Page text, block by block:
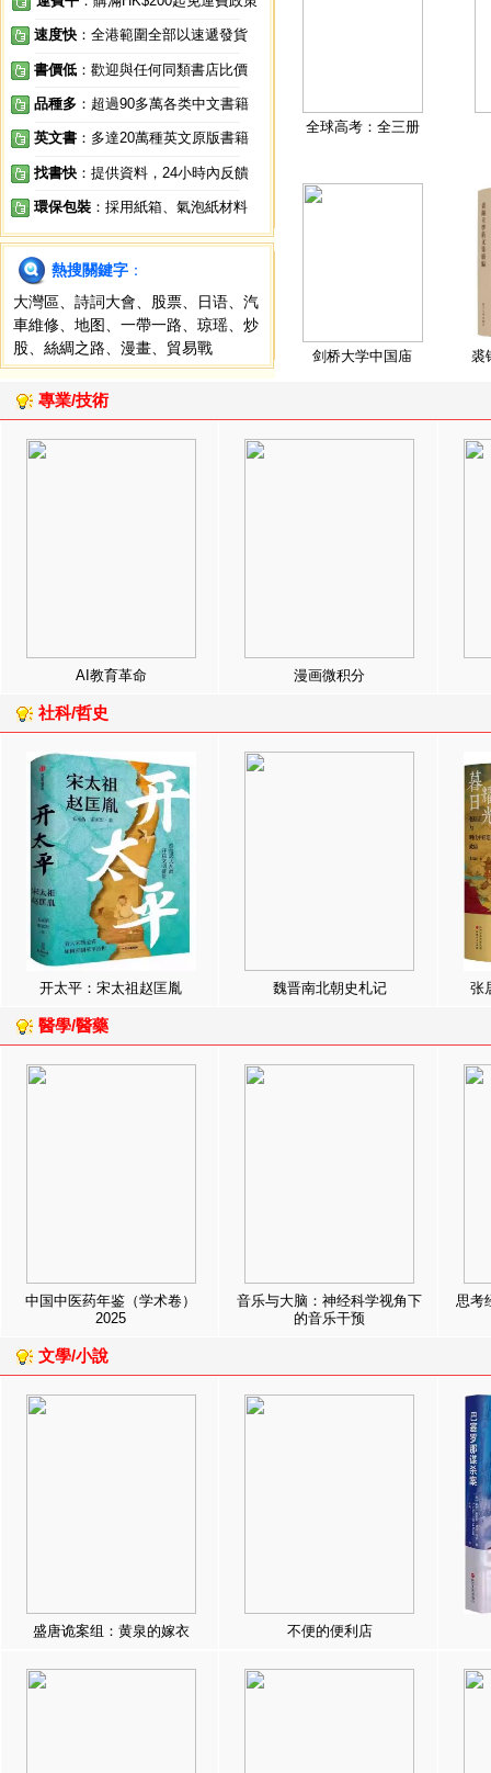
速度快 ：全港範圍全部以速遞發貨
書價低 ：歡迎與任何同類書店比價
品種多 ：超過90多萬各类中文書籍
英文書 ：多達20萬種英文原版書籍
找書快 ：提供資料，24小時內反饋
環保包裝 ：採用紙箱、氣泡紙材料
熱搜關鍵字 ：
大灣區
詩詞大會 股票 日语
汽
車維修
地图 一帶一路 琼瑶
炒
股
絲綢之路 漫畫 貿易戰
全球高考：全三册
剑桥大学中国庙 裘
專業/技術
AI教育革命 漫画微积分
社科/哲史
开太平：宋太祖赵匡胤 魏晋南北朝史札记 张
醫學/醫藥
中国中医药年鉴（学术卷）
2025
音乐与大脑：神经科学视角下
的音乐干预
思考
文學/小說
盛唐诡案组：黄泉的嫁衣 不便的便利店